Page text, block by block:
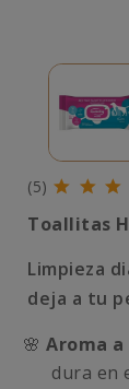
(5)
Toallitas
Limpieza
deja a tu
🌸 Aroma
dura en